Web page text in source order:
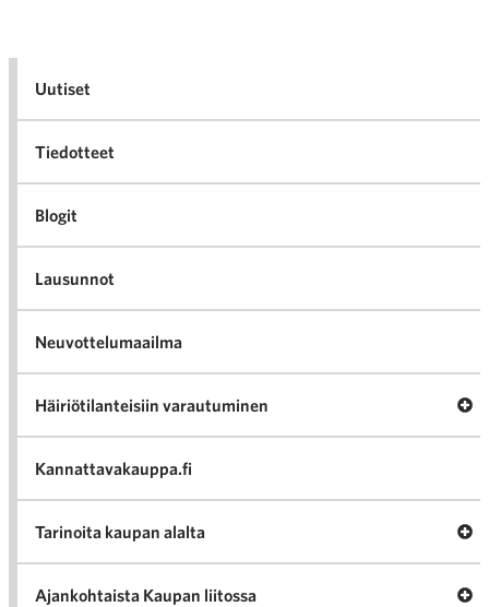
Uutiset
Tiedotteet
Blogit
Lausunnot
Neuvottelumaailma
Häiriötilanteisiin varautuminen
Kannattavakauppa.fi
Tarinoita kaupan alalta
Ajankohtaista Kaupan liitossa